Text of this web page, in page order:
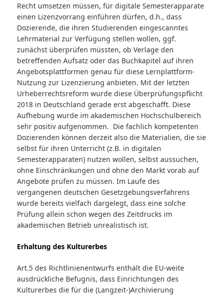
Recht umsetzen müssen, für digitale Semesterapparate
einen Lizenzvorrang einführen dürfen, d.h., dass
Dozierende, die ihren Studierenden eingescanntes
Lehrmaterial zur Verfügung stellen wollen, ggf.
zunächst überprüfen müssten, ob Verlage den
betreffenden Aufsatz oder das Buchkapitel auf ihren
Angebotsplattformen genau für diese Lernplattform-
Nutzung zur Lizenzierung anbieten. Mit der letzten
Urheberrechtsreform wurde diese Überprüfungspflicht
2018 in Deutschland gerade erst abgeschafft. Diese
Aufhebung wurde im akademischen Hochschulbereich
sehr positiv aufgenommen. Die fachlich kompetenten
Dozierenden können derzeit also die Materialien, die sie
selbst für ihren Unterricht (z.B. in digitalen
Semesterapparaten) nutzen wollen, selbst aussuchen,
ohne Einschränkungen und ohne den Markt vorab auf
Angebote prüfen zu müssen. Im Laufe des
vergangenen deutschen Gesetzgebungsverfahrens
wurde bereits vielfach dargelegt, dass eine solche
Prüfung allein schon wegen des Zeitdrucks im
akademischen Betrieb unrealistisch ist.
Erhaltung des Kulturerbes
Art.5 des Richtlinienentwurfs enthält die EU-weite
ausdrückliche Befugnis, dass Einrichtungen des
Kulturerbes die für die (Langzeit-)Archivierung